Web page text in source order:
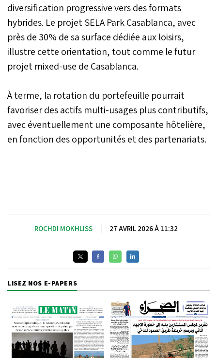
diversification progressive vers des formats
hybrides. Le projet SELA Park Casablanca, avec
près de 30% de sa surface dédiée aux loisirs,
illustre cette orientation, tout comme le futur
projet mixed-use de Casablanca.
À terme, la rotation du portefeuille pourrait
favoriser des actifs multi-usages plus contributifs,
avec éventuellement une composante hôtelière,
en fonction des opportunités et des partenariats.
ROCHDI MOKHLISS 27 AVRIL 2026 À 11:32
LISEZ NOS E-PAPERS